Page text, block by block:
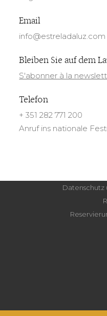
Email
info@estreladaluz.com
Bleiben Sie auf dem
S'abonner à la
Telefon
+ 351 282 771 200
Anruf ins nationale